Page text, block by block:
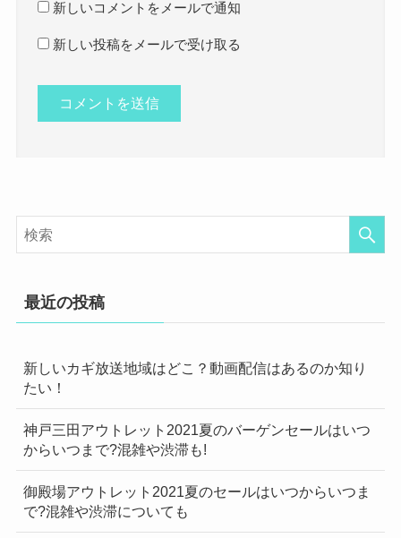
新しいコメントをメールで通知
新しい投稿をメールで受け取る
最近の投稿
新しいカギ放送地域はどこ？動画配信はあるのか知り
たい！
神戸三田アウトレット2021夏のバーゲンセールはいつ
からいつまで?混雑や渋滞も!
御殿場アウトレット2021夏のセールはいつからいつま
で?混雑や渋滞についても